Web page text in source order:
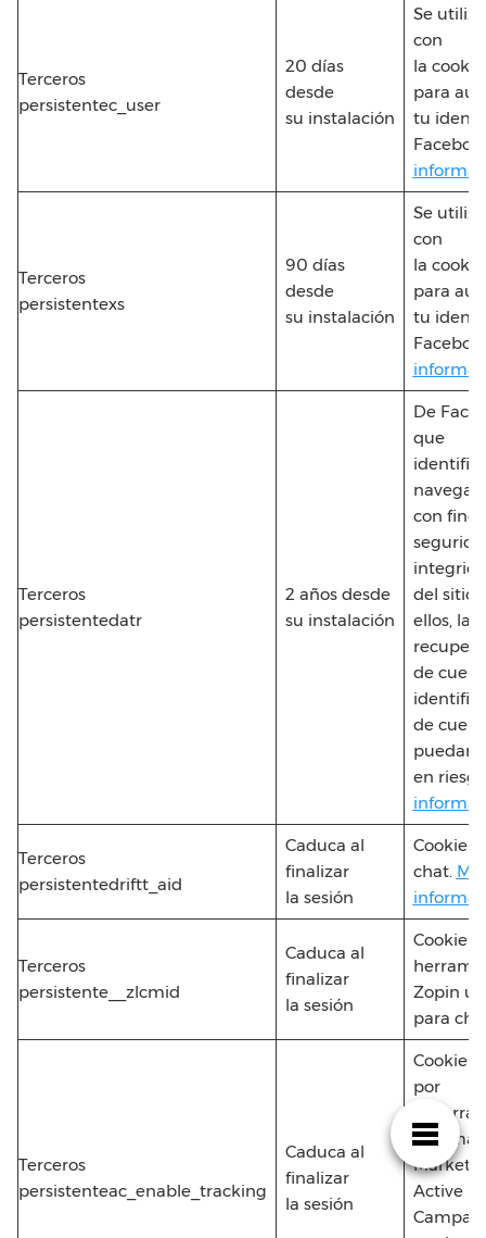
Terceros
persistentec_user
20 días
desde
su instalación
Se
con
la cookie
para
tu
Terceros
persistentexs
90 días
desde
su instalación
Se
con
la
para
tu
Terceros
persistentedatr
2 años desde
su instalación
De
que
con
del sitio,
ellos, la
de
de
puedan
en
Terceros
persistentedriftt_aid
Caduca al
finalizar
la sesión
Cookie
chat.
Terceros
persistente__zlcmid
Caduca al
finalizar
la sesión
Cookie
Zopin
para
Terceros
persistenteac_enable_tracking
Caduca al
finalizar
la sesión
Cookie
por
la
de Email
Active